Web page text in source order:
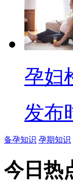
孕妇
发布
备孕知识 孕期知识
今日 热